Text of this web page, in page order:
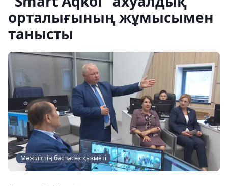
орталығының жұмысымен
танысты
Мәжілістің баспасөз қызметі